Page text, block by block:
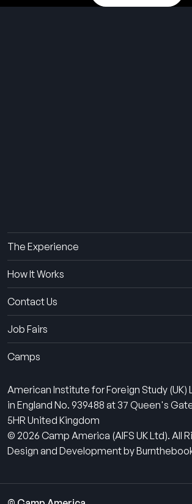
The Experience
How It Works
Contact Us
Job Fairs
Camps
American Institute for Foreign Study (UK)
in England No. 939488 at 37 Queen's
5HR United Kingdom
© 2026 Camp America (AIFS UK Ltd). All
Design and Development by